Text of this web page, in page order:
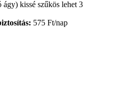
kissé szűkös lehet 3
575 Ft/nap